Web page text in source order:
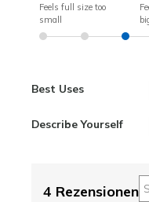
Feels full size too
small
Best Uses
Describe Yourself
4 Rezensionen